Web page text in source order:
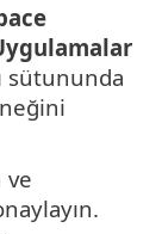
sütununda
ve